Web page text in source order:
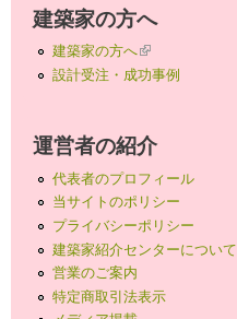
建築家の方へ
建築家の方へ(link is external)
設計受注・成功事例
運営者の紹介
代表者のプロフィール
当サイトのポリシー
プライバシーポリシー
建築家紹介センターについて
営業のご案内
特定商取引法表示